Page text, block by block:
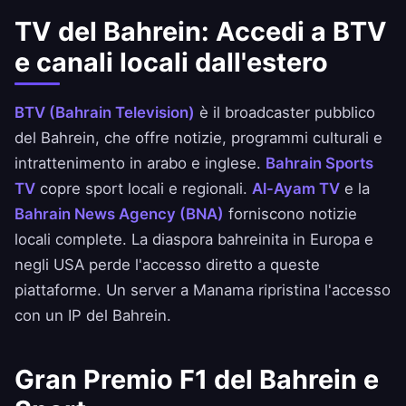
TV del Bahrein: Accedi a BTV
e canali locali dall'estero
BTV (Bahrain Television) è il broadcaster pubblico
del Bahrein, che offre notizie, programmi culturali e
intrattenimento in arabo e inglese. Bahrain Sports
TV copre sport locali e regionali. Al-Ayam TV e la
Bahrain News Agency (BNA) forniscono notizie
locali complete. La diaspora bahreinita in Europa e
negli USA perde l'accesso diretto a queste
piattaforme. Un server a Manama ripristina l'accesso
con un IP del Bahrein.
Gran Premio F1 del Bahrein e